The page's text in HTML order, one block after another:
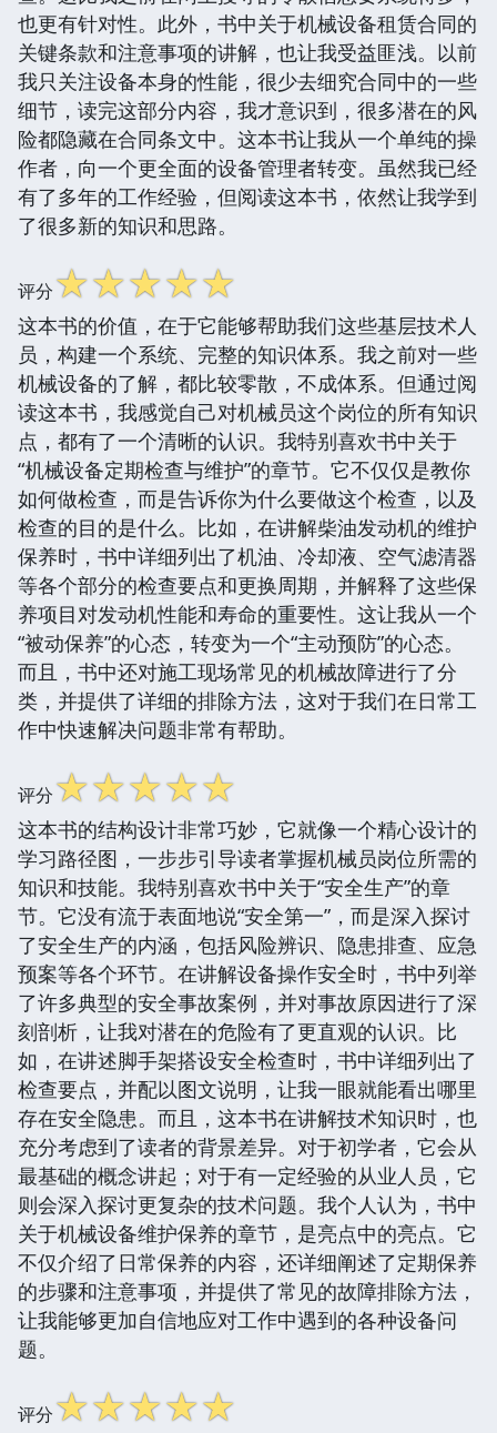
也更有针对性。此外，书中关于机械设备租赁合同的
关键条款和注意事项的讲解，也让我受益匪浅。以前
我只关注设备本身的性能，很少去细究合同中的一些
细节，读完这部分内容，我才意识到，很多潜在的风
险都隐藏在合同条文中。这本书让我从一个单纯的操
作者，向一个更全面的设备管理者转变。虽然我已经
有了多年的工作经验，但阅读这本书，依然让我学到
了很多新的知识和思路。
评分☆☆☆☆☆
这本书的价值，在于它能够帮助我们这些基层技术人
员，构建一个系统、完整的知识体系。我之前对一些
机械设备的了解，都比较零散，不成体系。但通过阅
读这本书，我感觉自己对机械员这个岗位的所有知识
点，都有了一个清晰的认识。我特别喜欢书中关于
“机械设备定期检查与维护”的章节。它不仅仅是教你
如何做检查，而是告诉你为什么要做这个检查，以及
检查的目的是什么。比如，在讲解柴油发动机的维护
保养时，书中详细列出了机油、冷却液、空气滤清器
等各个部分的检查要点和更换周期，并解释了这些保
养项目对发动机性能和寿命的重要性。这让我从一个
“被动保养”的心态，转变为一个“主动预防”的心态。
而且，书中还对施工现场常见的机械故障进行了分
类，并提供了详细的排除方法，这对于我们在日常工
作中快速解决问题非常有帮助。
评分☆☆☆☆☆
这本书的结构设计非常巧妙，它就像一个精心设计的
学习路径图，一步步引导读者掌握机械员岗位所需的
知识和技能。我特别喜欢书中关于“安全生产”的章
节。它没有流于表面地说“安全第一”，而是深入探讨
了安全生产的内涵，包括风险辨识、隐患排查、应急
预案等各个环节。在讲解设备操作安全时，书中列举
了许多典型的安全事故案例，并对事故原因进行了深
刻剖析，让我对潜在的危险有了更直观的认识。比
如，在讲述脚手架搭设安全检查时，书中详细列出了
检查要点，并配以图文说明，让我一眼就能看出哪里
存在安全隐患。而且，这本书在讲解技术知识时，也
充分考虑到了读者的背景差异。对于初学者，它会从
最基础的概念讲起；对于有一定经验的从业人员，它
则会深入探讨更复杂的技术问题。我个人认为，书中
关于机械设备维护保养的章节，是亮点中的亮点。它
不仅介绍了日常保养的内容，还详细阐述了定期保养
的步骤和注意事项，并提供了常见的故障排除方法，
让我能够更加自信地应对工作中遇到的各种设备问
题。
评分☆☆☆☆☆